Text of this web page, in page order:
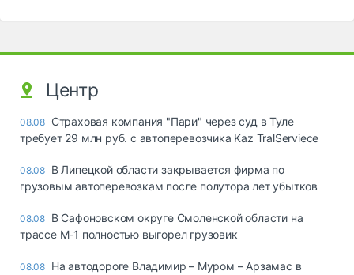
Центр
08.08 Страховая компания "Пари" через суд в Туле
требует 29 млн руб. с автоперевозчика Kaz TralServiece
08.08 В Липецкой области закрывается фирма по
грузовым автоперевозкам после полутора лет убытков
08.08 В Сафоновском округе Смоленской области на
трассе М-1 полностью выгорел грузовик
08.08 На автодороге Владимир – Муром – Арзамас в